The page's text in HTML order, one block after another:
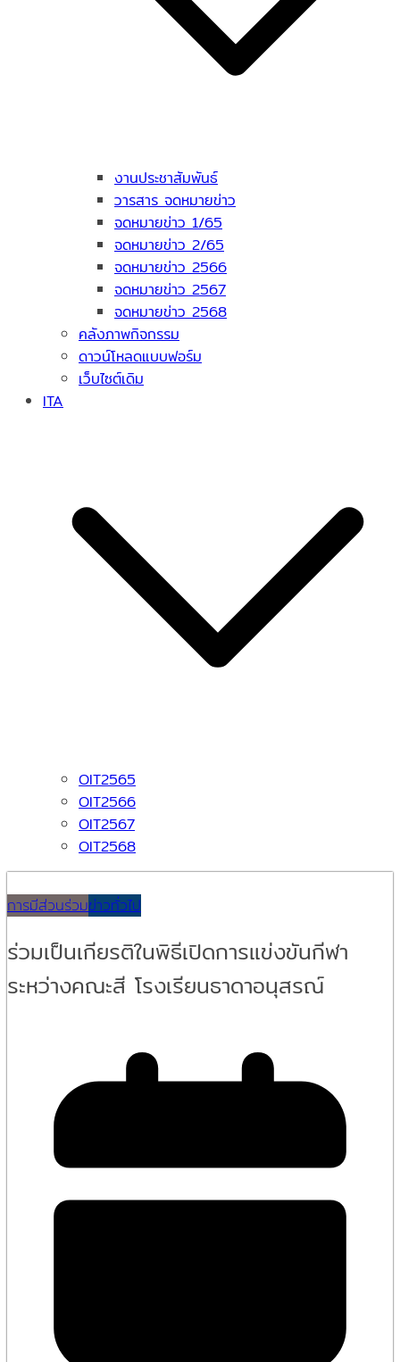
งานประชาสัมพันธ์
วารสาร จดหมายข่าว
จดหมายข่าว 1/65
จดหมายข่าว 2/65
จดหมายข่าว 2566
จดหมายข่าว 2567
จดหมายข่าว 2568
คลังภาพกิจกรรม
ดาวน์โหลดแบบฟอร์ม
เว็บไซต์เดิม
ITA
OIT2565
OIT2566
OIT2567
OIT2568
การมีส่วนร่วมข่าวทั่วไป
ร่วมเป็นเกียรติในพิธีเปิดการแข่งขันกีฬา
ระหว่างคณะสี โรงเรียนธาดาอนุสรณ์